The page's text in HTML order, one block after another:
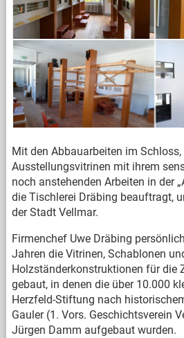
Mit den Abbauarbeiten im
Ausstellungsvitrinen mit ihrem
noch anstehenden Arbeiten in der
die Tischlerei Dräbing beauftragt,
der Stadt Vellmar.
Firmenchef Uwe Dräbing
Jahren die Vitrinen, Schablonen
Holzständerkonstruktionen für die
gebaut, in denen die über 10.000
Herzfeld-Stiftung nach
Gauler (1. Vors. Geschichtsverein
Jürgen Damm aufgebaut wurden.